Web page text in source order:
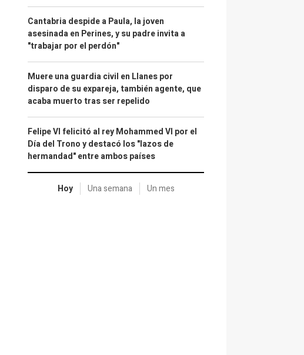
Cantabria despide a Paula, la joven
asesinada en Perines, y su padre invita a
"trabajar por el perdón"
Muere una guardia civil en Llanes por
disparo de su expareja, también agente, que
acaba muerto tras ser repelido
Felipe VI felicitó al rey Mohammed VI por el
Día del Trono y destacó los "lazos de
hermandad" entre ambos países
Hoy Una semana Un mes